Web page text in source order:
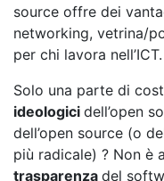
source offre dei
networking, vetrina/
per chi lavora nell’ICT.
Solo una parte di
ideologici dell’open
dell’open source (o
più radicale) ? Non è
trasparenza del